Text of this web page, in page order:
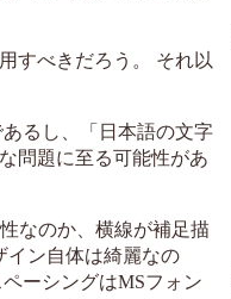
すべきだろう。 それ以
るし、「日本語の文字
問題に至る可能性があ
なのか、横線が補足描
イン自体は綺麗なの
ーシングはMSフォン